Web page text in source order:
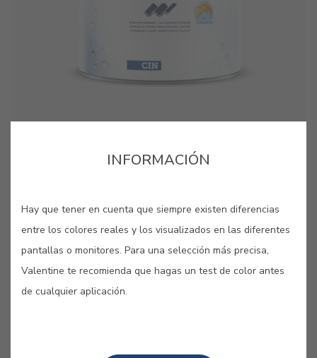
cor para aquela parede lá em casa?”. Estes pequenos
bastante úteis quando se pretende “pintar antes de pintar”.
cor para aquela parede lá em casa?”. Estes pequenos
bastante úteis quando se pretende “pintar antes de pintar”.
INFORMACIÓN
Hay que tener en cuenta que siempre existen diferencias
entre los colores reales y los visualizados en las diferentes
pantallas o monitores. Para una selección más precisa,
Valentine te recomienda que hagas un test de color antes
de cualquier aplicación.